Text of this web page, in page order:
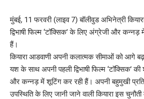
मुंबई, 11 फरवरी (लाइव 7) बॉलीवुड अभिनेत्री
द्विभाषी फिल्म ‘टॉक्सिक’ के लिए अंग्रेजी और
हैं।
कियारा आडवाणी अपनी कलात्मक सीमाओं को आगे
यश के साथ अपनी पहली द्विभाषी फिल्म ‘टॉक्सिक’
और कन्नड़ में शूटिंग कर रही हैं। अपनी बहुमुखी
उपस्थिति के लिए जानी जाने वाली कियारा इस